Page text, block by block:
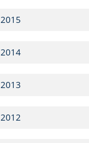
2015
2014
2013
2012